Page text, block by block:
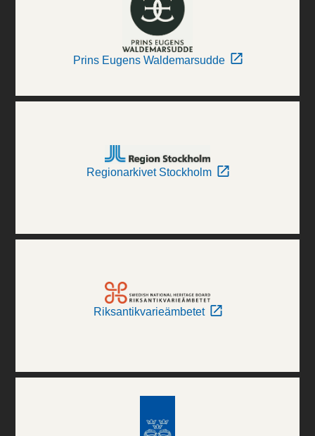
Prins Eugens Waldemarsudde
Regionarkivet Stockholm
Riksantikvarieämbetet